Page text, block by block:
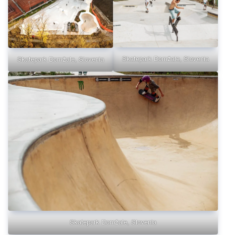
Skatepark Domžale, Slovenia Skatepark Domžale, Slovenia
Skatepark Domžale, Slovenia